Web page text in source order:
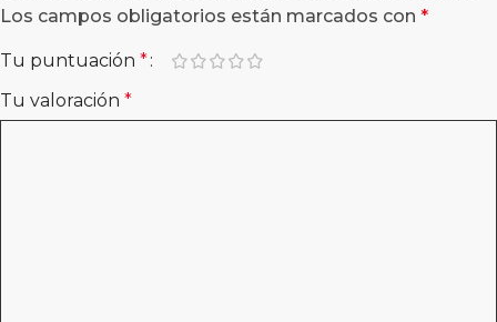
Los campos obligatorios están marcados con *
Tu puntuación *
Tu valoración *